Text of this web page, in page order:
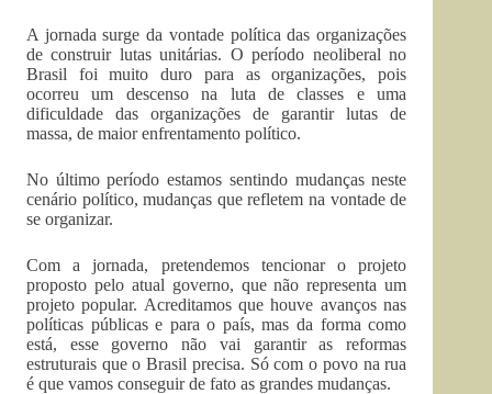
A jornada surge da vontade política das organizações
de construir lutas unitárias. O período neoliberal no
Brasil foi muito duro para as organizações, pois
ocorreu um descenso na luta de classes e uma
dificuldade das organizações de garantir lutas de
massa, de maior enfrentamento político.
No último período estamos sentindo mudanças neste
cenário político, mudanças que refletem na vontade de
se organizar.
Com a jornada, pretendemos tencionar o projeto
proposto pelo atual governo, que não representa um
projeto popular. Acreditamos que houve avanços nas
políticas públicas e para o país, mas da forma como
está, esse governo não vai garantir as reformas
estruturais que o Brasil precisa. Só com o povo na rua
é que vamos conseguir de fato as grandes mudanças.